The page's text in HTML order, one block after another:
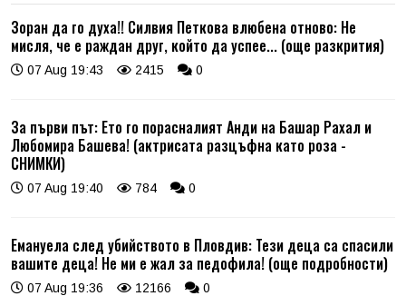
Зоран да го духа!! Силвия Петкова влюбена отново: Не
мисля, че е раждан друг, който да успее... (още разкрития)
07 Aug 19:43 2415 0
За първи път: Ето го порасналият Анди на Башар Рахал и
Любомира Башева! (актрисата разцъфна като роза -
СНИМКИ)
07 Aug 19:40 784 0
Емануела след убийството в Пловдив: Тези деца са спасили
вашите деца! Не ми е жал за педофила! (още подробности)
07 Aug 19:36 12166 0